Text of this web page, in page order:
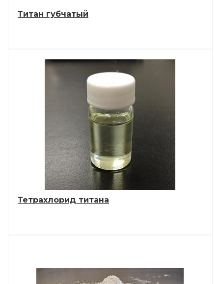
Титан губчатый
Тетрахлорид титана